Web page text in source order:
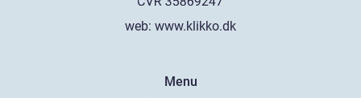
web: www.klikko.dk
Menu